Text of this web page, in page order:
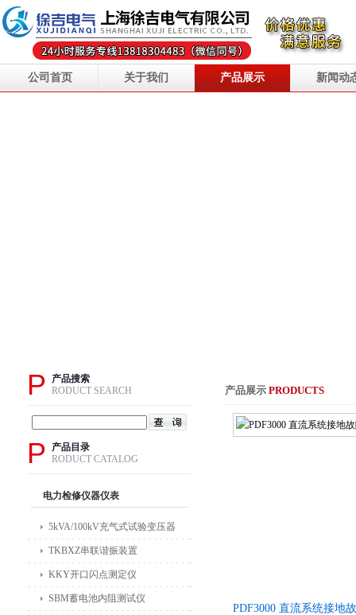
公司首页 关于我们 产品展示 新闻动
产品展示 PRODUCTS
PDF3000 直流系统接地
P
产品搜索
RODUCT SEARCH
P
产品目录
RODUCT CATALOG
电力检修仪器仪表
5kVA/100kV充气式试验变压器
TKBXZ串联谐振装置
KKY开口闪点测定仪
SBM蓄电池内阻测试仪